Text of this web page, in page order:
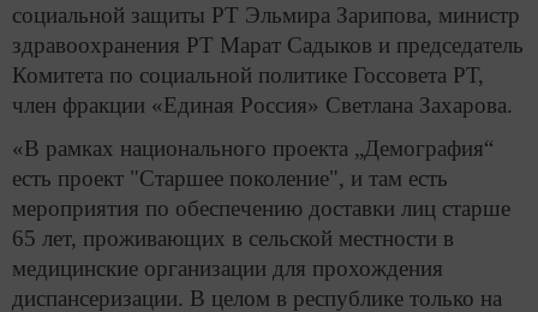
социальной защиты РТ Эльмира Зарипова, министр
здравоохранения РТ Марат Садыков и председатель
Комитета по социальной политике Госсовета РТ,
член фракции «Единая Россия» Светлана Захарова.
«В рамках национального проекта „Демография“
есть проект "Старшее поколение", и там есть
мероприятия по обеспечению доставки лиц старше
65 лет, проживающих в сельской местности в
медицинские организации для прохождения
диспансеризации. В целом в республике только на